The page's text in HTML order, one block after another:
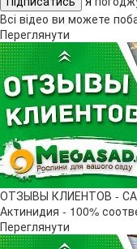
Всі відео ви можете
Переглянути
ОТЗЫВЫ КЛИЕНТОВ -
Актинидия - 100%
Переглянути